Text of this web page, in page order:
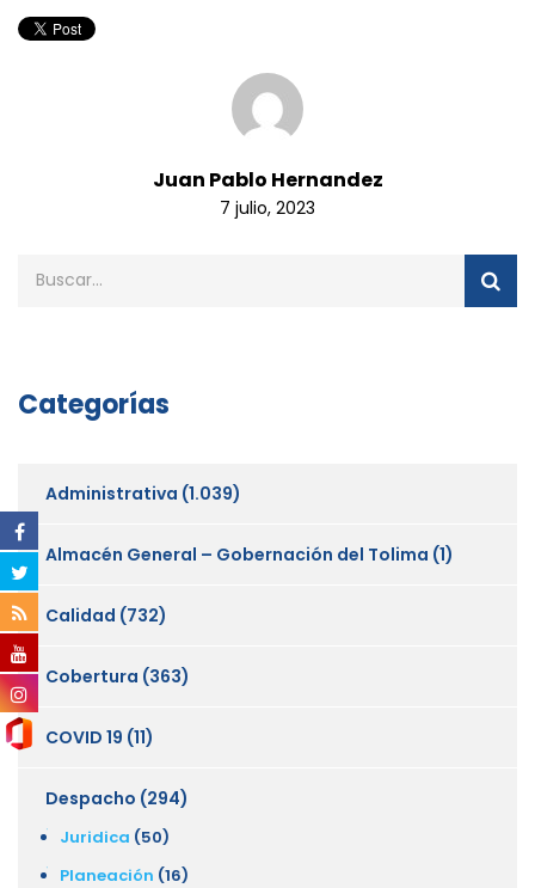
Juan Pablo Hernandez
7 julio, 2023
Categorías
Administrativa (1.039)
Almacén General – Gobernación del Tolima (1)
Calidad (732)
Cobertura (363)
COVID 19 (11)
Despacho (294)
Juridica (50)
Planeación (16)